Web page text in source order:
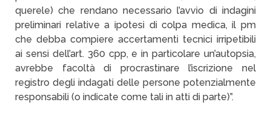
querele) che rendano necessario l’avvio di indagini
preliminari relative a ipotesi di colpa medica, il pm
che debba compiere accertamenti tecnici irripetibili
ai sensi dell’art. 360 cpp, e in particolare un’autopsia,
avrebbe facoltà di procrastinare l’iscrizione nel
registro degli indagati delle persone potenzialmente
responsabili (o indicate come tali in atti di parte)”.